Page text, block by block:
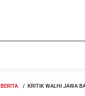
BERITA KRITIK WALHI JAWA